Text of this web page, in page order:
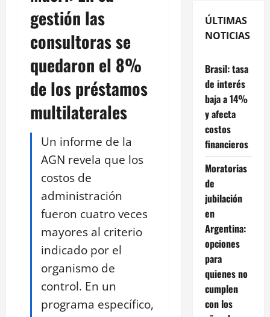
gestión las
consultoras se
quedaron el 8%
de los préstamos
multilaterales
Un informe de la
AGN revela que los
costos de
administración
fueron cuatro veces
mayores al criterio
indicado por el
organismo de
control. En un
programa específico,
ÚLTIMAS
NOTICIAS
Brasil: tasa
de interés
baja a 14%
y afecta
costos
financieros
Moratorias
de
jubilación
en
Argentina:
opciones
para
quienes no
cumplen
con los